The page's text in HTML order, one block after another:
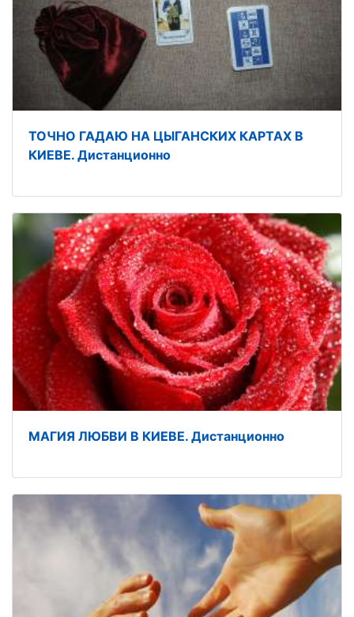
ТОЧНО ГАДАЮ НА ЦЫГАНСКИХ КАРТАХ В
КИЕВЕ. Дистанционно
МАГИЯ ЛЮБВИ В КИЕВЕ. Дистанционно